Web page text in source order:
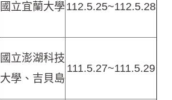
國立宜蘭大學 112.5.25~112.5.28
國立澎湖科技
大學、吉貝島
111.5.27~111.5.29